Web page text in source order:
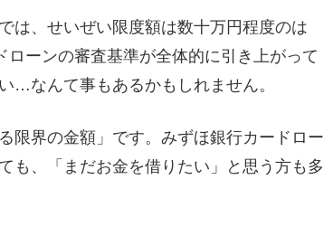
は、せいぜい限度額は数十万円程度のは
ーンの審査基準が全体的に引き上がって
…なんて事もあるかもしれません。
限界の金額」です。みずほ銀行カードロー
も、「まだお金を借りたい」と思う方も多